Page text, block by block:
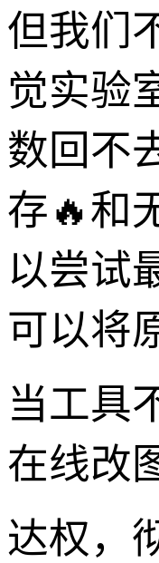
但我们
觉实验
数回不
存🔥和
以尝试
可以将
当工具
在线改
达权，